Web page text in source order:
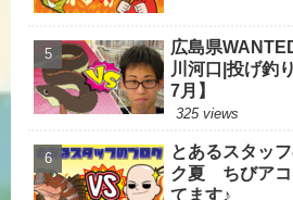
広島県
川河口|投げ釣
7月】
325 views
とあるスタッ
ク夏 ちびアコ
てます♪